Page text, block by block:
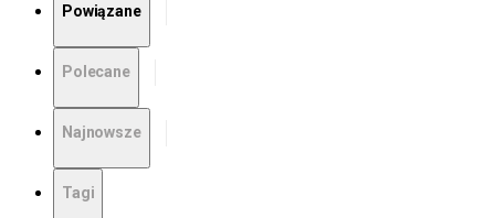
Powiązane
Polecane
Najnowsze
Tagi